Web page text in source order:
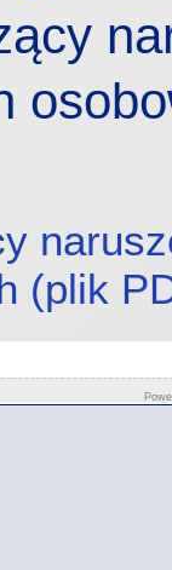
(plik